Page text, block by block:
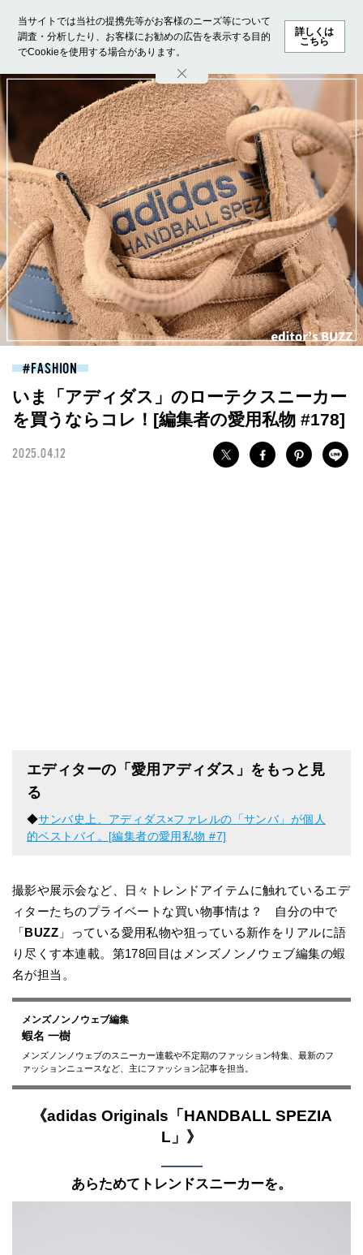
当サイトでは当社の提携先等がお客様のニーズ等について
調査・分析したり、お客様にお勧めの広告を表示する目的
でCookieを使用する場合があります。
詳しくは
こちら
ホーム モデル募集 ランキング ファッション ビューテ
FASHION
いま「アディダス」のローテクスニーカー
を買うならコレ！[編集者の愛用私物 #178]
2025.04.12
エディターの「愛用アディダス」をもっと見
る
◆サンバ史上、アディダス×ファレルの「サンバ」が個人
的ベストバイ。[編集者の愛用私物 #7]
撮影や展示会など、日々トレンドアイテムに触れているエデ
ィターたちのプライベートな買い物事情は？ 自分の中で
「BUZZ 」っている愛用私物や狙っている新作をリアルに語
り尽くす本連載。第178回目はメンズノンノウェブ編集の蝦
名が担当。
メンズノンノウェブ編集
蝦名 一樹
メンズノンノウェブのスニーカー連載や不定期のファッション特集、最新のフ
ァッションニュースなど、主にファッション記事を担当。
《adidas Originals「HANDBALL SPEZIA
L」》
———
あらためてトレンドスニーカーを。